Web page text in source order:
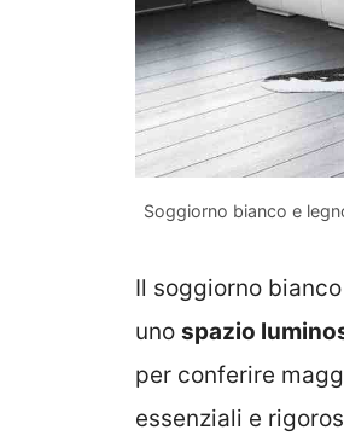
Soggiorno bianco e
Il soggiorno
uno spazio
per conferire
essenziali e